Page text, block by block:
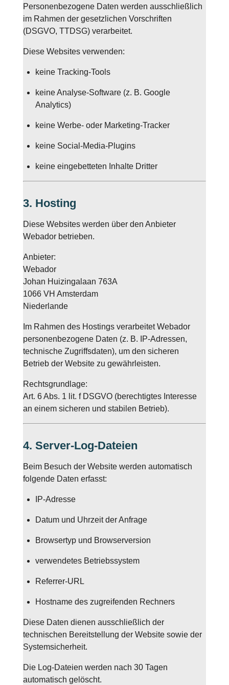
Personenbezogene Daten werden ausschließlich
im Rahmen der gesetzlichen Vorschriften
(DSGVO, TTDSG) verarbeitet.
Diese Websites verwenden:
keine Tracking-Tools
keine Analyse-Software (z. B. Google
Analytics)
keine Werbe- oder Marketing-Tracker
keine Social-Media-Plugins
keine eingebetteten Inhalte Dritter
3. Hosting
Diese Websites werden über den Anbieter
Webador betrieben.
Anbieter:
Webador
Johan Huizingalaan 763A
1066 VH Amsterdam
Niederlande
Im Rahmen des Hostings verarbeitet Webador
personenbezogene Daten (z. B. IP-Adressen,
technische Zugriffsdaten), um den sicheren
Betrieb der Website zu gewährleisten.
Rechtsgrundlage:
Art. 6 Abs. 1 lit. f DSGVO (berechtigtes Interesse
an einem sicheren und stabilen Betrieb).
4. Server-Log-Dateien
Beim Besuch der Website werden automatisch
folgende Daten erfasst:
IP-Adresse
Datum und Uhrzeit der Anfrage
Browsertyp und Browserversion
verwendetes Betriebssystem
Referrer-URL
Hostname des zugreifenden Rechners
Diese Daten dienen ausschließlich der
technischen Bereitstellung der Website sowie der
Systemsicherheit.
Die Log-Dateien werden nach 30 Tagen
automatisch gelöscht.